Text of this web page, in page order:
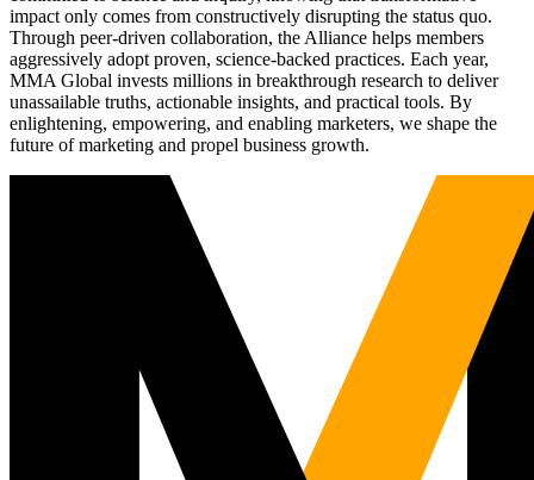
impact only comes from constructively disrupting the status quo.
Through peer-driven collaboration, the Alliance helps members
aggressively adopt proven, science-backed practices. Each year,
MMA Global invests millions in breakthrough research to deliver
unassailable truths, actionable insights, and practical tools. By
enlightening, empowering, and enabling marketers, we shape the
future of marketing and propel business growth.